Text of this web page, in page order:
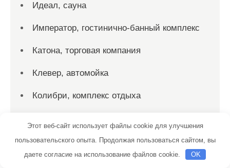
Идеал, сауна
Император, гостинично-банный комплекс
Катона, торговая компания
Клевер, автомойка
Колибри, комплекс отдыха
Компьютерная диагностика автомобилей
Этот веб-сайт использует файлы cookie для улучшения
пользовательского опыта. Продолжая пользоваться сайтом, вы
даете согласие на использование файлов cookie.
OK